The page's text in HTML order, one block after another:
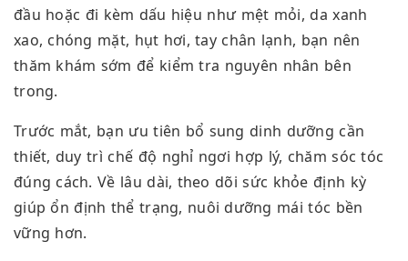
đầu hoặc đi kèm dấu hiệu như mệt mỏi, da xanh
xao, chóng mặt, hụt hơi, tay chân lạnh, bạn nên
thăm khám sớm để kiểm tra nguyên nhân bên
trong.
Trước mắt, bạn ưu tiên bổ sung dinh dưỡng cần
thiết, duy trì chế độ nghỉ ngơi hợp lý, chăm sóc tóc
đúng cách. Về lâu dài, theo dõi sức khỏe định kỳ
giúp ổn định thể trạng, nuôi dưỡng mái tóc bền
vững hơn.